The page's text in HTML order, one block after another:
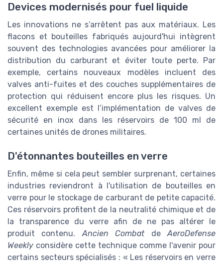
Devices modernisés pour fuel liquide
Les innovations ne s’arrêtent pas aux matériaux. Les
flacons et bouteilles fabriqués aujourd'hui intègrent
souvent des technologies avancées pour améliorer la
distribution du carburant et éviter toute perte. Par
exemple, certains nouveaux modèles incluent des
valves anti-fuites et des couches supplémentaires de
protection qui réduisent encore plus les risques. Un
excellent exemple est l’implémentation de valves de
sécurité en inox dans les réservoirs de 100 ml de
certaines unités de drones militaires.
D'étonnantes bouteilles en verre
Enfin, même si cela peut sembler surprenant, certaines
industries reviendront à l'utilisation de bouteilles en
verre pour le stockage de carburant de petite capacité.
Ces réservoirs profitent de la neutralité chimique et de
la transparence du verre afin de ne pas altérer le
produit contenu.Ancien CombatdeAeroDefense
Weekly considère cette technique comme l'avenir pour
certains secteurs spécialisés : « Les réservoirs en verre